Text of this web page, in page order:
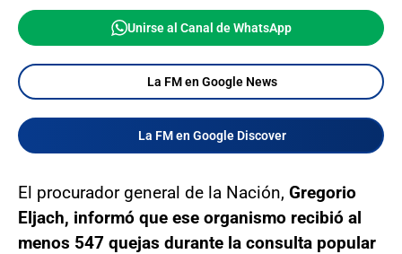
Unirse al Canal de WhatsApp
La FM en Google News
La FM en Google Discover
El procurador general de la Nación, Gregorio
Eljach, informó que ese organismo recibió al
menos 547 quejas durante la consulta popular